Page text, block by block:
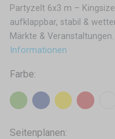
Partyzelt 6x3 m –
aufklappbar, stabil &
Märkte &
Informationen
Farbe:
Seitenplanen: